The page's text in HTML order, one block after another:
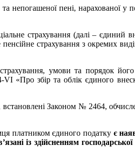
непогашеної пені, нарахованої у
страхування (далі – єдиний
страхування з окремих
умови та порядок
збір та облік єдиного
Законом № 2464,
платником єдиного податку є
із здійсненням